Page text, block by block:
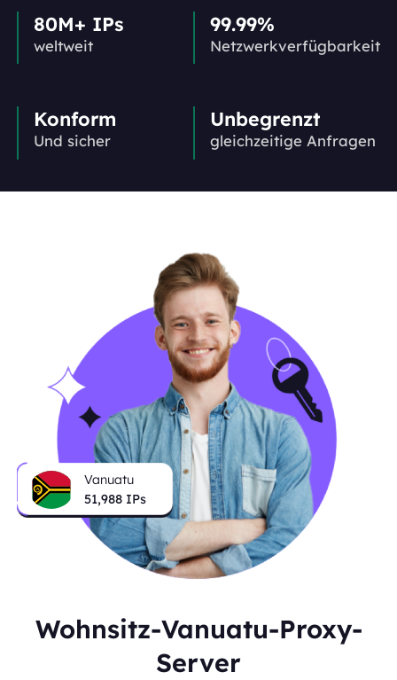
80M+ IPs
weltweit
99.99%
Netzwerkverfügbarkeit
Konform
Und sicher
Unbegrenzt
gleichzeitige Anfragen
Vanuatu
51,988 IPs
Wohnsitz-Vanuatu-Proxy-
Server